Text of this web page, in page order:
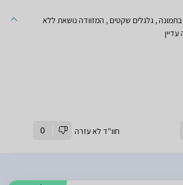
בתמונה , גלגלים שקטים , המזוודה נושאת ללא
חוו"ד לא עזרה 0